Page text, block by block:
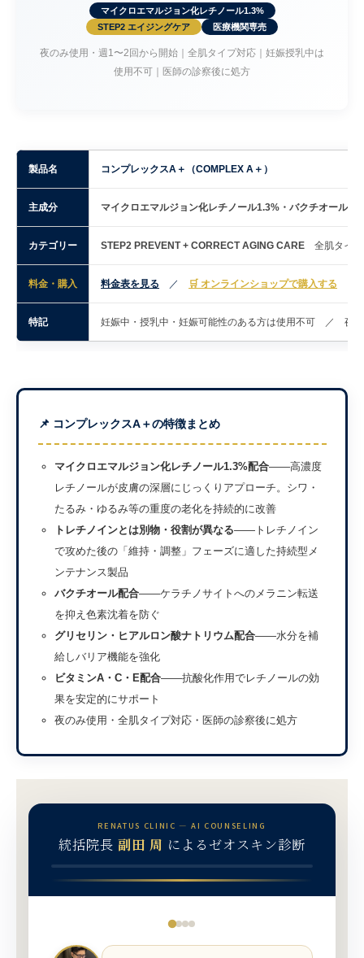
マイクロエマルジョン化レチノール1.3%
STEP2 エイジングケア
医療機関専売
夜のみ使用・週1〜2回から開始｜全肌タイプ対応｜妊娠授乳中は
使用不可｜医師の診察後に処方
製品名 コンプレックスA＋（COMPLEX A＋）
主成分 マイクロエマルジョン化レチノール1.3%・バクチオール
カテゴリー STEP2 PREVENT + CORRECT AGING CARE 全肌タイ
料金・購入 料金表を見る ／ 🛒 オンラインショップで購入する
特記 妊娠中・授乳中・妊娠可能性のある方は使用不可 ／ 夜
📌 コンプレックスA＋の特徴まとめ
マイクロエマルジョン化レチノール1.3%配合——高濃度
レチノールが皮膚の深層にじっくりアプローチ。シワ・
たるみ・ゆるみ等の重度の老化を持続的に改善
トレチノインとは別物・役割が異なる——トレチノイン
で攻めた後の「維持・調整」フェーズに適した持続型メ
ンテナンス製品
バクチオール配合——ケラチノサイトへのメラニン転送
を抑え色素沈着を防ぐ
グリセリン・ヒアルロン酸ナトリウム配合——水分を補
給しバリア機能を強化
ビタミンA・C・E配合——抗酸化作用でレチノールの効
果を安定的にサポート
夜のみ使用・全肌タイプ対応・医師の診察後に処方
RENATUS CLINIC — AI COUNSELING
統括院長副田 周 によるゼオスキン診断